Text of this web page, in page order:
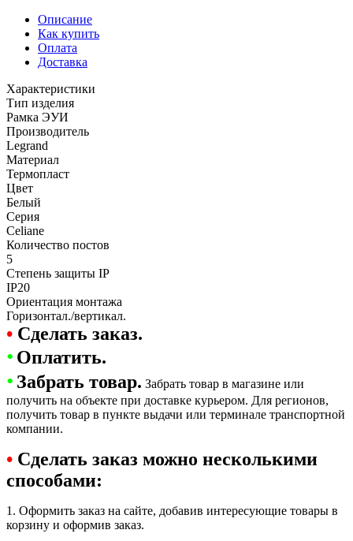
Описание
Как купить
Оплата
Доставка
Характеристики
Тип изделия
Рамка ЭУИ
Производитель
Legrand
Материал
Термопласт
Цвет
Белый
Серия
Celiane
Количество постов
5
Степень защиты IP
IP20
Ориентация монтажа
Горизонтал./вертикал.
• Сделать заказ.
• Оплатить.
• Забрать товар. Забрать товар в магазине или
получить на объекте при доставке курьером. Для регионов,
получить товар в пункте выдачи или терминале транспортной
компании.
• Сделать заказ можно несколькими
способами:
1. Оформить заказ на сайте, добавив интересующие товары в
корзину и оформив заказ.